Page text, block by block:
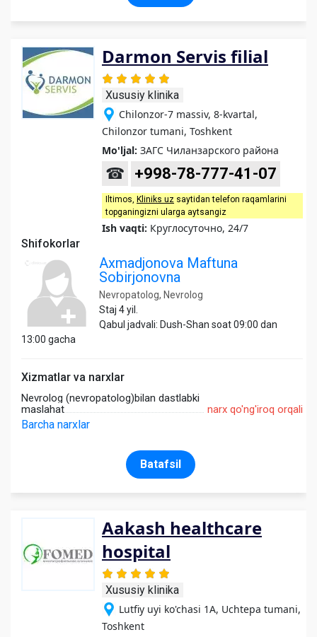
Darmon Servis filial
Xususiy klinika
Chilonzor-7 massiv, 8-kvartal,
Chilonzor tumani, Toshkent
Mo'ljal: ЗАГС Чиланзарского района
☎ +998-78-777-41-07
Iltimos, Kliniks uz saytidan telefon raqamlarini
topganingizni ularga aytsangiz
Ish vaqti: Круглосуточно, 24/7
Shifokorlar
Axmadjonova Maftuna
Sobirjonovna
Nevropatolog, Nevrolog
Staj 4 yil.
Qabul jadvali: Dush-Shan soat 09:00 dan
13:00 gacha
Xizmatlar va narxlar
Nevrolog (nevropatolog)bilan dastlabki
maslahat
narx qo'ng'iroq orqali
Barcha narxlar
Batafsil
Aakash healthcare
hospital
Xususiy klinika
Lutfiy uyi ko'chasi 1A, Uchtepa tumani,
Toshkent